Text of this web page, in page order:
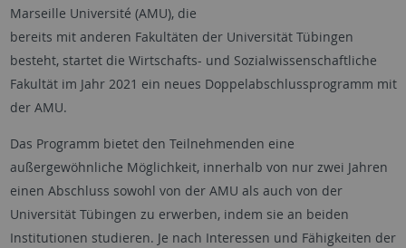
Marseille Université (AMU), die
bereits mit anderen Fakultäten der Universität Tübingen
besteht, startet die Wirtschafts- und Sozialwissenschaftliche
Fakultät im Jahr 2021 ein neues Doppelabschlussprogramm mit
der AMU.
Das Programm bietet den Teilnehmenden eine
außergewöhnliche Möglichkeit, innerhalb von nur zwei Jahren
einen Abschluss sowohl von der AMU als auch von der
Universität Tübingen zu erwerben, indem sie an beiden
Institutionen studieren. Je nach Interessen und Fähigkeiten der